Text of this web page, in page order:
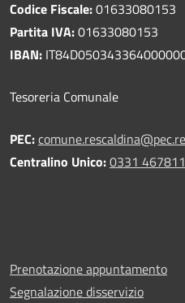
Codice Fiscale:01633080153
Partita IVA:01633080153
IBAN:
Tesoreria Comunale
PEC:
Centralino Unico:0331 467811
Prenotazione appuntamento
Segnalazione disservizio